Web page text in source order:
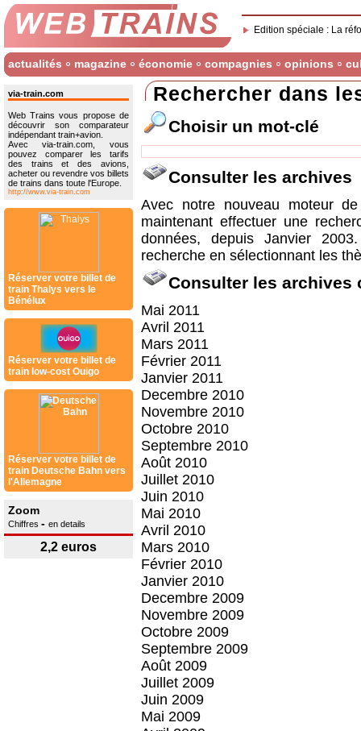
Edition spéciale : La
actualités magazine économie compagnies opinions
via-train.com
Web Trains vous propose de
découvrir son comparateur
indépendant train+avion.
Avec via-train.com, vous
pouvez comparer les tarifs
des trains et des avions,
acheter ou revendre vos billets
de trains dans toute l'Europe.
http://www.via-train.com
Réserver votre billet de
train Thalys vers le
Bénélux
Réserver votre billet de
train low-cost Ouigo
Réserver votre billet de
train Deutsche Bahn vers
l'Allemagne
Zoom
Chiffres - en details
2,2 euros
Rechercher dans
Choisir un mot-clé
Consulter les archives
Avec notre nouveau moteur
maintenant effectuer une
données, depuis Janvier
recherche en sélectionnant les
Consulter les archives
Mai 2011
Avril 2011
Mars 2011
Février 2011
Janvier 2011
Decembre 2010
Novembre 2010
Octobre 2010
Septembre 2010
Août 2010
Juillet 2010
Juin 2010
Mai 2010
Avril 2010
Mars 2010
Février 2010
Janvier 2010
Decembre 2009
Novembre 2009
Octobre 2009
Septembre 2009
Août 2009
Juillet 2009
Juin 2009
Mai 2009